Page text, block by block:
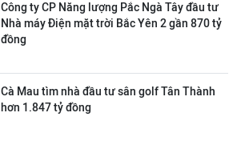
Công ty CP Năng lượng Pắc Ngà Tây đầu tư
Nhà máy Điện mặt trời Bắc Yên 2 gần 870 tỷ
đồng
Cà Mau tìm nhà đầu tư sân golf Tân Thành
hơn 1.847 tỷ đồng